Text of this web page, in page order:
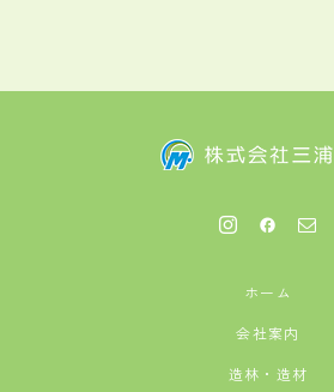
ホーム
会社案内
造林・造材